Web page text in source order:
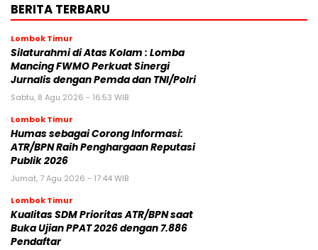
BERITA TERBARU
Lombok Timur
Silaturahmi di Atas Kolam : Lomba
Mancing FWMO Perkuat Sinergi
Jurnalis dengan Pemda dan TNI/Polri
Sabtu, 8 Agu 2026 - 16:53 WIB
Lombok Timur
Humas sebagai Corong Informasi:
ATR/BPN Raih Penghargaan Reputasi
Publik 2026
Jumat, 7 Agu 2026 - 17:44 WIB
Lombok Timur
Kualitas SDM Prioritas ATR/BPN saat
Buka Ujian PPAT 2026 dengan 7.886
Pendaftar